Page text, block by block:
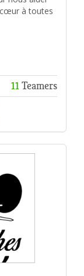
à toutes
11Teamers